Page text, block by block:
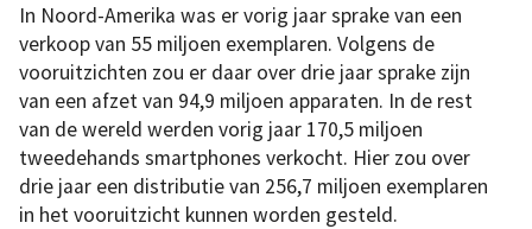
In Noord-Amerika was er vorig jaar sprake van een
verkoop van 55 miljoen exemplaren. Volgens de
vooruitzichten zou er daar over drie jaar sprake zijn
van een afzet van 94,9 miljoen apparaten. In de rest
van de wereld werden vorig jaar 170,5 miljoen
tweedehands smartphones verkocht. Hier zou over
drie jaar een distributie van 256,7 miljoen exemplaren
in het vooruitzicht kunnen worden gesteld.